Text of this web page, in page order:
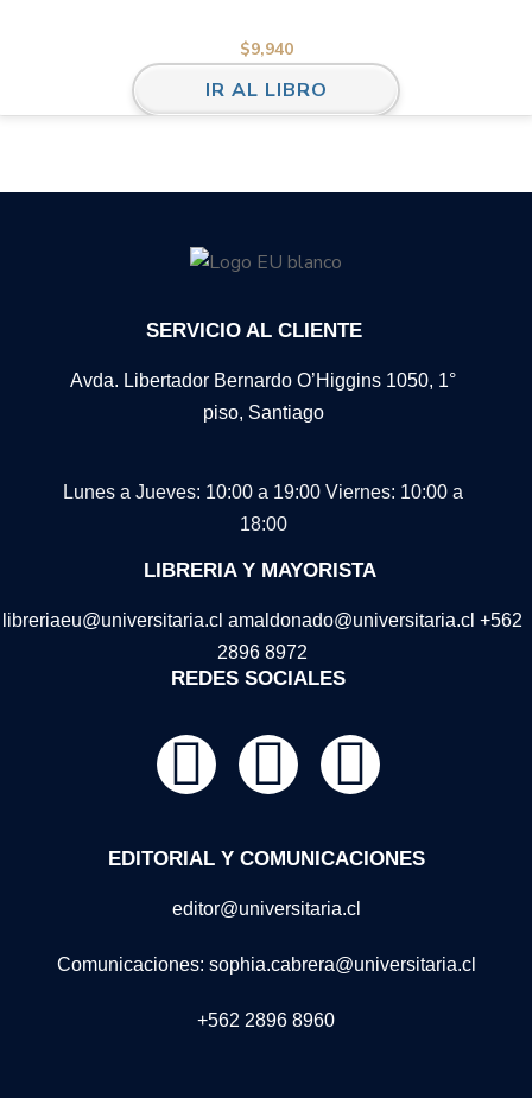
$9,940
IR AL LIBRO
SERVICIO AL CLIENTE
Avda. Libertador Bernardo O’Higgins 1050, 1°
piso, Santiago
Lunes a Jueves: 10:00 a 19:00 Viernes: 10:00 a
18:00
LIBRERIA Y MAYORISTA
libreriaeu@universitaria.cl amaldonado@universitaria.cl +562
2896 8972
REDES SOCIALES
EDITORIAL Y COMUNICACIONES
editor@universitaria.cl
Comunicaciones: sophia.cabrera@universitaria.cl
+562 2896 8960